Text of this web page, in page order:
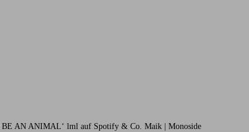
BE AN ANIMAL‘ lml auf Spotify & Co. Maik | Monoside